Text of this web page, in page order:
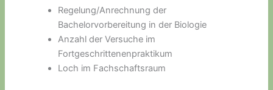
Regelung/Anrechnung der
Bachelorvorbereitung in der Biologie
Anzahl der Versuche im
Fortgeschrittenenpraktikum
Loch im Fachschaftsraum